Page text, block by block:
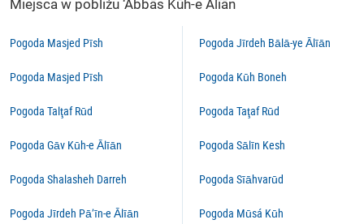
Miejsca w pobliżu ‘Abbās Kūh-e Ālīān
Pogoda Masjed Pīsh
Pogoda Masjed Pīsh
Pogoda Talţaf Rūd
Pogoda Gāv Kūh-e Ālīān
Pogoda Shalasheh Darreh
Pogoda Jīrdeh Pā’īn-e Ālīān
Pogoda Jīrdeh Bālā-ye Ālīān
Pogoda Kūh Boneh
Pogoda Taţaf Rūd
Pogoda Sālīn Kesh
Pogoda Sīāhvarūd
Pogoda Mūsá Kūh